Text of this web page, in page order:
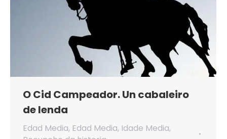
O Cid Campeador. Un cabaleiro
de lenda
Edad Media, Edad Media, Idade Media,